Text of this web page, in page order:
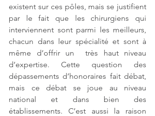
existent sur ces pôles, mais se justifient
par le fait que les chirurgiens qui
interviennent sont parmi les meilleurs,
chacun dans leur spécialité et sont à
même d’offrir un  très haut niveau
d’expertise. Cette question des
dépassements d’honoraires fait débat,
mais ce débat se joue au niveau
national et dans bien des
établissements. C’est aussi la raison